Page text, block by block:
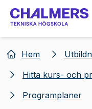
Gå
Hem
Hitta kurs- och
Programplaner